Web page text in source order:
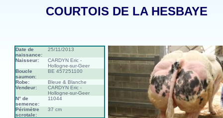
COURTOIS DE LA HESBAYE
Date de
naissance:
25/11/2013
Naisseur:
CARDYN Eric -
Hollogne-sur-Geer
Boucle
saumon:
BE 457251100
Robe:
Bleue & Blanche
Vendeur:
CARDYN Eric -
Hollogne-sur-Geer
N° de
semence:
11044
Périmètre
scrotale:
37 cm